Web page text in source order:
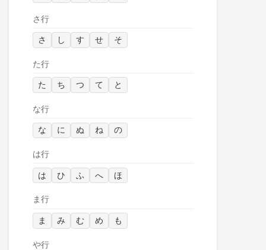
さ行
さ し す せ そ
た行
た ち つ て と
な行
な に ぬ ね の
は行
は ひ ふ へ ほ
ま行
ま み む め も
や行